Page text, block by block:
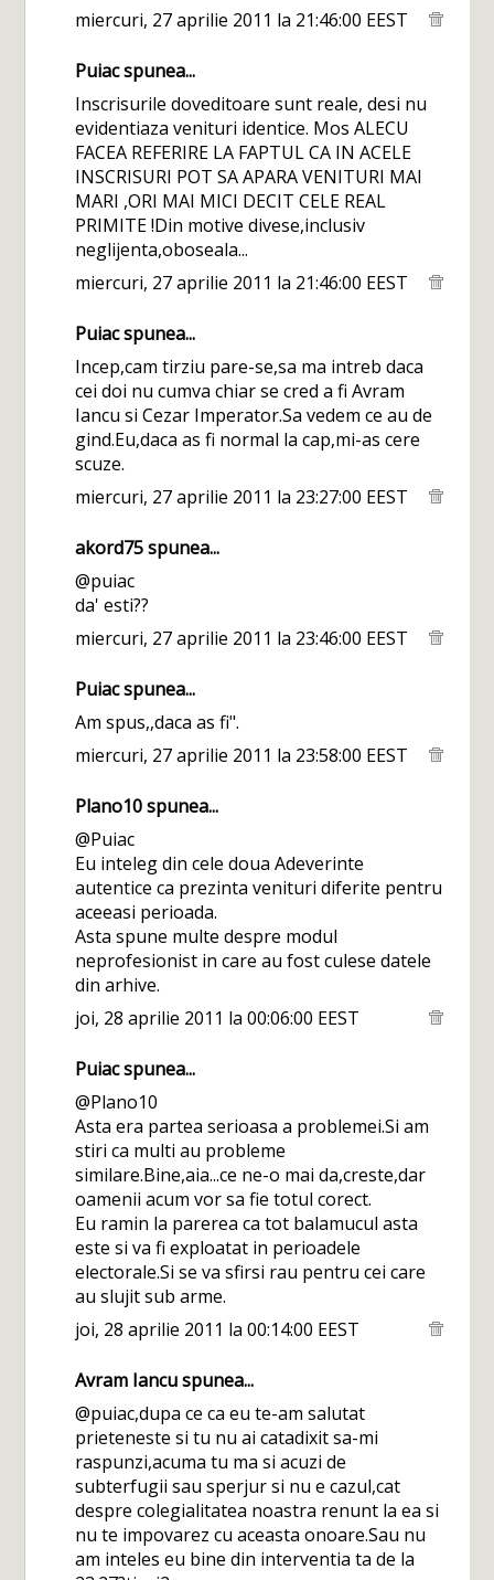
miercuri, 27 aprilie 2011 la 21:46:00 EEST
Puiacspunea...
Inscrisurile doveditoare sunt reale, desi nu
evidentiaza venituri identice. Mos ALECU
FACEA REFERIRE LA FAPTUL CA IN ACELE
INSCRISURI POT SA APARA VENITURI MAI
MARI ,ORI MAI MICI DECIT CELE REAL
PRIMITE !Din motive divese,inclusiv
neglijenta,oboseala...
miercuri, 27 aprilie 2011 la 21:46:00 EEST
Puiacspunea...
Incep,cam tirziu pare-se,sa ma intreb daca
cei doi nu cumva chiar se cred a fi Avram
Iancu si Cezar Imperator.Sa vedem ce au de
gind.Eu,daca as fi normal la cap,mi-as cere
scuze.
miercuri, 27 aprilie 2011 la 23:27:00 EEST
akord75spunea...
@puiac
da' esti??
miercuri, 27 aprilie 2011 la 23:46:00 EEST
Puiacspunea...
Am spus,,daca as fi".
miercuri, 27 aprilie 2011 la 23:58:00 EEST
Plano10spunea...
@Puiac
Eu inteleg din cele doua Adeverinte
autentice ca prezinta venituri diferite pentru
aceeasi perioada.
Asta spune multe despre modul
neprofesionist in care au fost culese datele
din arhive.
joi, 28 aprilie 2011 la 00:06:00 EEST
Puiacspunea...
@Plano10
Asta era partea serioasa a problemei.Si am
stiri ca multi au probleme
similare.Bine,aia...ce ne-o mai da,creste,dar
oamenii acum vor sa fie totul corect.
Eu ramin la parerea ca tot balamucul asta
este si va fi exploatat in perioadele
electorale.Si se va sfirsi rau pentru cei care
au slujit sub arme.
joi, 28 aprilie 2011 la 00:14:00 EEST
Avram Iancuspunea...
@puiac,dupa ce ca eu te-am salutat
prieteneste si tu nu ai catadixit sa-mi
raspunzi,acuma tu ma si acuzi de
subterfugii sau sperjur si nu e cazul,cat
despre colegialitatea noastra renunt la ea si
nu te impovarez cu aceasta onoare.Sau nu
am inteles eu bine din interventia ta de la